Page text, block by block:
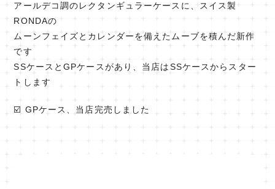
アールデコ調のレクタンギュラーケースに、スイス製
RONDAの
ムーンフェイズとカレンダーを備えたムーブを積んだ新作
です
SSケースとGPケースがあり、当店はSSケースからスター
トします
☑️ GPケース、当店完売しました